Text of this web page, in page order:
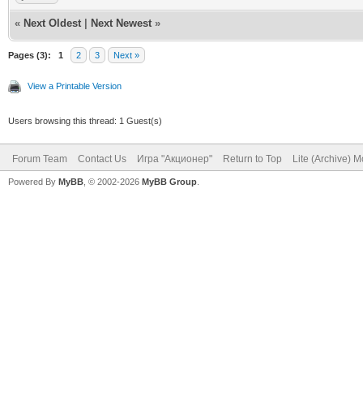
« Next Oldest Next Newest »
Pages (3): 1 2 3 Next »
View a Printable Version
Users browsing this thread: 1 Guest(s)
Forum Team Contact Us Игра "Акционер" Return to Top Lite (Archive)
Powered By MyBB , © 2002-2026 MyBB Group